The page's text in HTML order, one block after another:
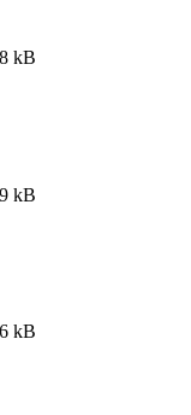
kB
kB
kB